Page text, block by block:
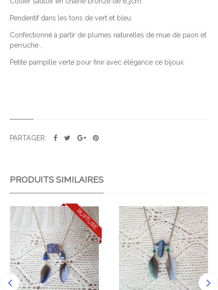
T
É
E
P
A
L
T
Pendentif dans les tons de vert et bleu.
Confectionné à partir de plumes naturelles de mue de paon et
perruche .
Petite pampille verte pour finir avec élégance ce bijoux
PARTAGER:
PRODUITS SIMILAIRES
RUPTURE
Ajo
uter
à la
wis
hlist
Ajo
uter
à la
wis
hlist